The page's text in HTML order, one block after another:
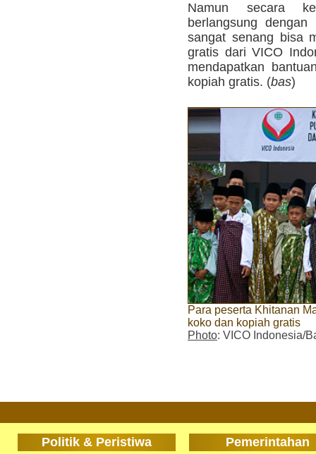
Namun secara
berlangsung
sangat senang bisa
gratis dari VICO
mendapatkan
kopiah gratis. (bas)
Para peserta Khitanan
koko dan kopiah gratis
Photo: VICO Indonesia/
Politik & Peristiwa Pemerintahan